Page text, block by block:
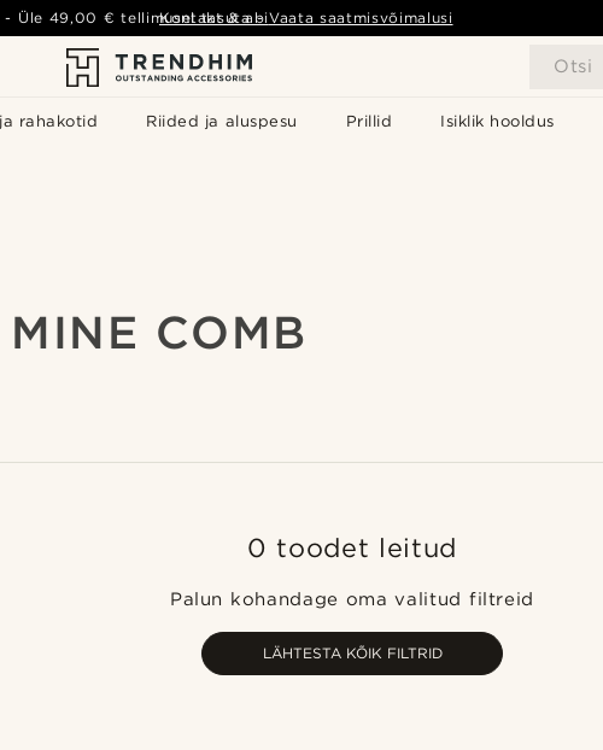
Otsi
rahakotid Riided ja aluspesu Prillid Isiklik hooldus
- Üle 49,00 € tellimusel tasuta- Vaata saatmisvõimalusi
Kontakt & abi
MINE COMB
0 toodet leitud
Palun kohandage oma valitud filtreid
LÄHTESTA KÕIK FILTRID